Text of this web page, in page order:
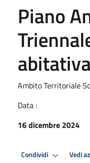
Piano
Ambito Territoriale
Data :
16 dicembre 2024
Condividi Vedi